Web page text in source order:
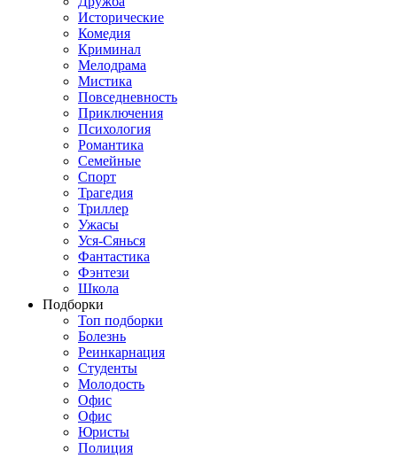
Исторические
Комедия
Криминал
Мелодрама
Мистика
Повседневность
Приключения
Психология
Романтика
Семейные
Спорт
Трагедия
Триллер
Ужасы
Уся-Сянься
Фантастика
Фэнтези
Школа
Подборки
Топ подборки
Болезнь
Реинкарнация
Студенты
Молодость
Офис
Офис
Юристы
Полиция